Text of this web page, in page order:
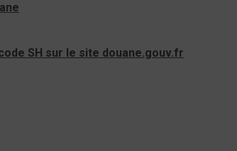
SH sur le site douane.gouv.fr